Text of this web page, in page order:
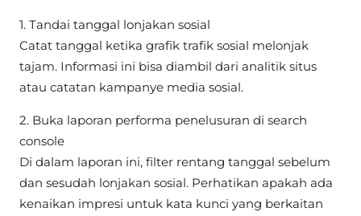
1. Tandai tanggal lonjakan sosial
Catat tanggal ketika grafik trafik sosial melonjak
tajam. Informasi ini bisa diambil dari analitik situs
atau catatan kampanye media sosial.
2. Buka laporan performa penelusuran di search
console
Di dalam laporan ini, filter rentang tanggal sebelum
dan sesudah lonjakan sosial. Perhatikan apakah ada
kenaikan impresi untuk kata kunci yang berkaitan